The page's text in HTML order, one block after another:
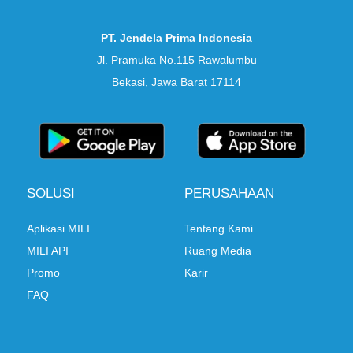
PT. Jendela Prima Indonesia
Jl. Pramuka No.115 Rawalumbu
Bekasi, Jawa Barat 17114
SOLUSI
Aplikasi MILI
MILI API
Promo
FAQ
PERUSAHAAN
Tentang Kami
Ruang Media
Karir